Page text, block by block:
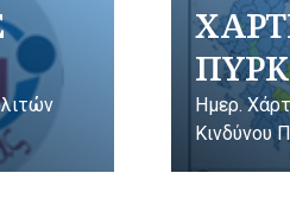
Ημερ.
Κινδύνου